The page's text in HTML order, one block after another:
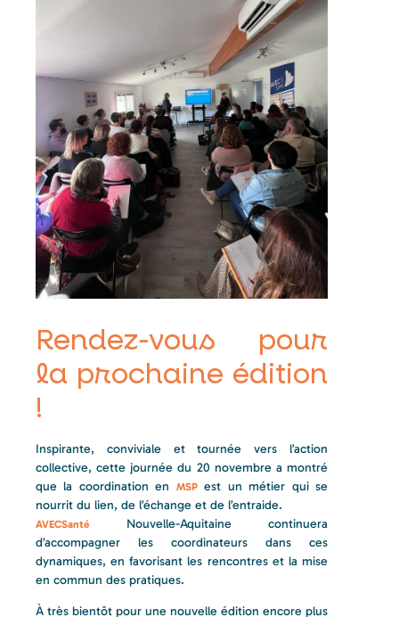
Rendez-vous pour
la prochaine édition
!
Inspirante, conviviale et tournée vers l’action
collective, cette journée du 20 novembre a montré
que la coordination en
MSPest un métier qui se
nourrit du lien, de l’échange et de l’entraide.
AVECSanté
Nouvelle-Aquitaine continuera
d’accompagner les coordinateurs dans ces
dynamiques, en favorisant les rencontres et la mise
en commun des pratiques.
À très bientôt pour une nouvelle édition encore plus